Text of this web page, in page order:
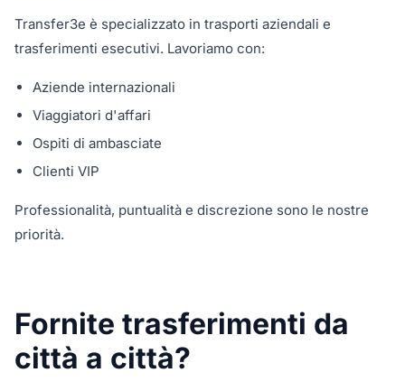
Transfer3e è specializzato in trasporti aziendali e
trasferimenti esecutivi. Lavoriamo con:
Aziende internazionali
Viaggiatori d'affari
Ospiti di ambasciate
Clienti VIP
Professionalità, puntualità e discrezione sono le nostre
priorità.
Fornite trasferimenti da
città a città?